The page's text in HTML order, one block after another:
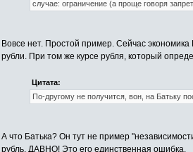
случае: ограничение (а проще говоря
Вовсе нет. Простой пример. Сейчас
рубли. При том же курсе рубля, который
Цитата:
По-другому не получится, вон, на Батьку
А что Батька? Он тут не пример
рубль. ДАВНО! Это его единственная ошибка.